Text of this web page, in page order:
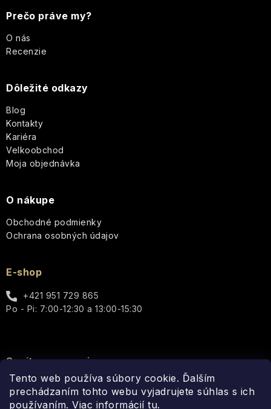
Tento web používa súbory cookie. Ďalším
prechádzaním tohto webu vyjadrujete súhlas s ich
používaním. Viac informácií tu.
á
p
t
e
Prečo práve my?
O nás
Recenzie
Dôležité odkazy
Blog
Kontakty
Kariéra
Velkoobchod
Moja objednávka
O nákupe
Obchodné podmienky
Ochrana osobných údajov
E-shop
+421 951 729 865
Po - Pi: 7:00-12:30 a 13:00-15:30
Spojte sa s nami